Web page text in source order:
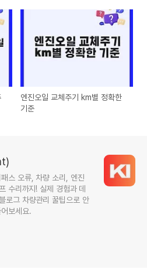
엔진오일 교체주기 km별 정확한
기준
스 오류, 차량 소리, 엔진
수리까지! 실제 경험과 데
로그 차량관리 꿀팁으로 안
보세요.